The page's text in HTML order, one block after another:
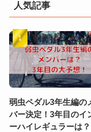
人気記事
弱虫ペダル3年生編の
バー決定！3年目のイ
ーハイレギュラーは？